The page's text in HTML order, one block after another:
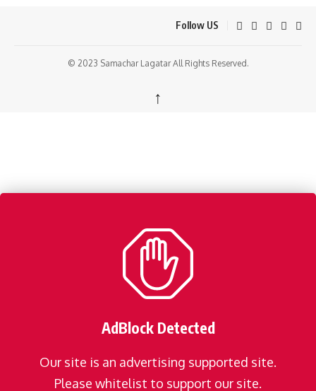
Follow US
© 2023 Samachar Lagatar All Rights Reserved.
↑
AdBlock Detected
Our site is an advertising supported site.
Please whitelist to support our site.